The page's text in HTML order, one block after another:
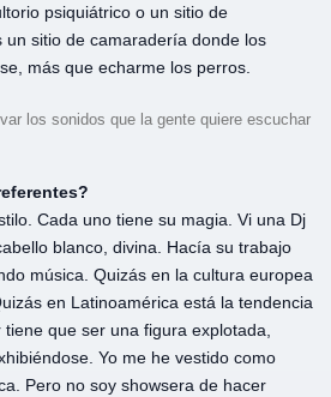
psiquiátrico o un sitio de
un sitio de camaradería donde los
más que echarme los perros.
los sonidos que la gente quiere escuchar
Cada uno tiene su magia. Vi una Dj
blanco, divina. Hacía su trabajo
música. Quizás en la cultura europea
en Latinoamérica está la tendencia
que ser una figura explotada,
Yo me he vestido como
Pero no soy showsera de hacer